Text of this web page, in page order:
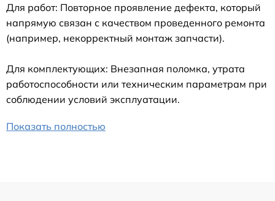
Для работ: Повторное проявление дефекта, который
напрямую связан с качеством проведенного ремонта
(например, некорректный монтаж запчасти).
Для комплектующих: Внезапная поломка, утрата
работоспособности или техническим параметрам при
соблюдении условий эксплуатации.
Показать полностью